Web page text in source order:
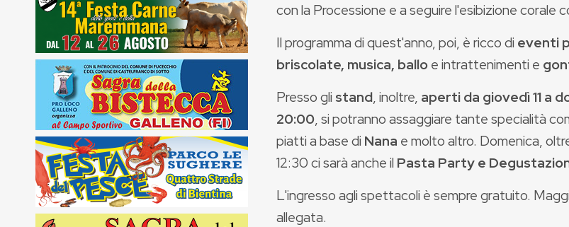
con la Processione e a seguire l'esibizione corale
Il programma di quest'anno, poi, è ricco di eventi
briscolate, musica, balloe intrattenimenti e
Presso gli stand, inoltre, aperti da giovedì 11 a
20:00, si potranno assaggiare tante specialità
piatti a base di Nana e molto altro. Domenica,
12:30 ci sarà anche il Pasta Party e
L'ingresso agli spettacoli è sempre gratuito.
allegata.